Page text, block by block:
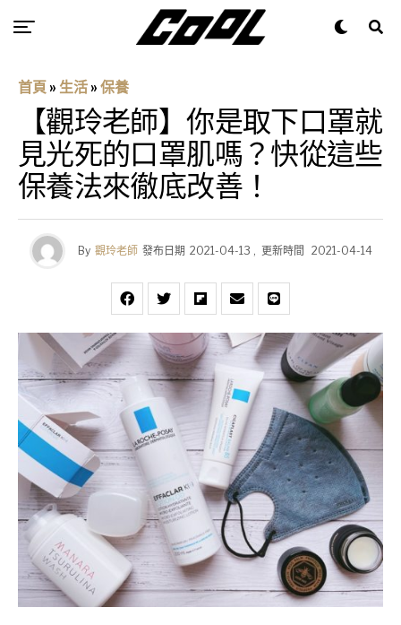
首頁 » 生活 » 保養
【觀玲老師】你是取下口罩就
見光死的口罩肌嗎？快從這些
保養法來徹底改善！
By 觀玲老師 發布日期 2021-04-13 , 更新時間 2021-04-14